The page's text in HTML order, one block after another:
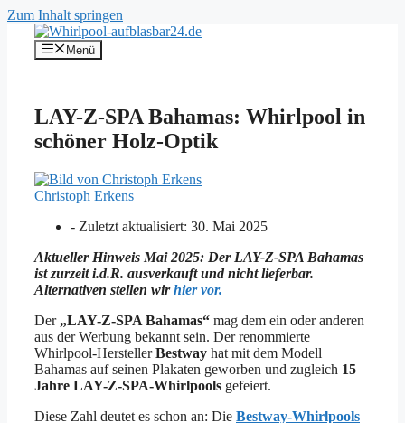
Zum Inhalt springen
Menü
LAY-Z-SPA Bahamas: Whirlpool in
schöner Holz-Optik
Christoph Erkens
- Zuletzt aktualisiert: 30. Mai 2025
Aktueller Hinweis Mai 2025: Der LAY-Z-SPA Bahamas
ist zurzeit i.d.R. ausverkauft und nicht lieferbar.
Alternativen stellen wirhier vor.
Der „LAY-Z-SPA Bahamas“ mag dem ein oder anderen
aus der Werbung bekannt sein. Der renommierte
Whirlpool-HerstellerBestway hat mit dem Modell
Bahamas auf seinen Plakaten geworben und zugleich 15
Jahre LAY-Z-SPA-Whirlpools gefeiert.
Diese Zahl deutet es schon an: Die Bestway-Whirlpools